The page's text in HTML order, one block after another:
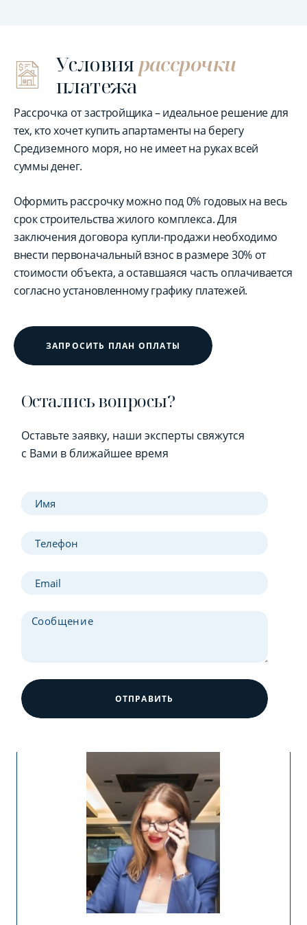
Условиярассрочки
платежа
Рассрочка от застройщика – идеальное решение для
тех, кто хочет купить апартаменты на берегу
Средиземного моря, но не имеет на руках всей
суммы денег.
Оформить рассрочку можно под 0% годовых на весь
срок строительства жилого комплекса. Для
заключения договора купли-продажи необходимо
внести первоначальный взнос в размере 30% от
стоимости объекта, а оставшаяся часть оплачивается
согласно установленному графику платежей.
ЗАПРОСИТЬ ПЛАН ОПЛАТЫ
Остались вопросы?
Оставьте заявку, наши эксперты свяжутся
с Вами в ближайшее время
ОТПРАВИТЬ